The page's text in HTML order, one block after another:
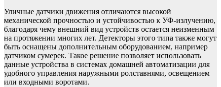
Уличные датчики движения отличаются высокой
механической прочностью и устойчивостью к УФ-излучению,
благодаря чему внешний вид устройств остается неизменным
на протяжении многих лет. Детекторы этого типа также могут
быть оснащены дополнительным оборудованием, например
датчиком сумерек. Такое решение позволяет использовать
данные устройства в системах домашней автоматизации для
удобного управления наружными ролставнями, освещением
или входными воротами.